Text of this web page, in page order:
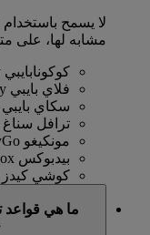
لا يسمح باستخدام
مشابه لها، على
كوكونابايبي Cocoonababy
فلاي بايبي Flyebaby
سكاي بايبي SkyBaby
ترافل سناغ TravelSnug
مونكيغو MonkeyGo
بيدبوكس BedBox
كوشي كيدز Kooshy Kids
ما هي قواعد